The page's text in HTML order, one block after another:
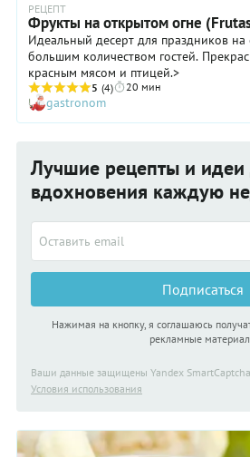
РЕЦЕПТ
Фрукты на открытом огне
Идеальный десерт для праздников на
большим количеством гостей.
красным мясом и птицей.>
5 (4) 20 мин
gastronom
Лучшие рецепты и идеи
вдохновения каждую
Подписаться
Нажимая на кнопку, я соглашаюсь
рекламные
Ваши данные защищены Yandex SmartCaptcha
Условия использования